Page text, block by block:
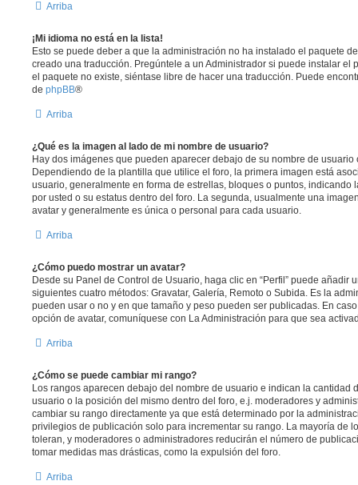
Arriba
¡Mi idioma no está en la lista!
Esto se puede deber a que la administración no ha instalado el paquete
creado una traducción. Pregúntele a un Administrador si puede instalar el
el paquete no existe, siéntase libre de hacer una traducción. Puede
de phpBB®
Arriba
¿Qué es la imagen al lado de mi nombre de usuario?
Hay dos imágenes que pueden aparecer debajo de su nombre de
Dependiendo de la plantilla que utilice el foro, la primera imagen está
usuario, generalmente en forma de estrellas, bloques o puntos, indicando
por usted o su estatus dentro del foro. La segunda, usualmente una
avatar y generalmente es única o personal para cada usuario.
Arriba
¿Cómo puedo mostrar un avatar?
Desde su Panel de Control de Usuario, haga clic en “Perfil” puede añadir
siguientes cuatro métodos: Gravatar, Galería, Remoto o Subida. Es la
pueden usar o no y en que tamaño y peso pueden ser publicadas. En
opción de avatar, comuníquese con La Administración para que sea
Arriba
¿Cómo se puede cambiar mi rango?
Los rangos aparecen debajo del nombre de usuario e indican la cantidad
usuario o la posición del mismo dentro del foro, e.j. moderadores y
cambiar su rango directamente ya que está determinado por la
privilegios de publicación solo para incrementar su rango. La mayoría de
toleran, y moderadores o administradores reducirán el número de
tomar medidas mas drásticas, como la expulsión del foro.
Arriba